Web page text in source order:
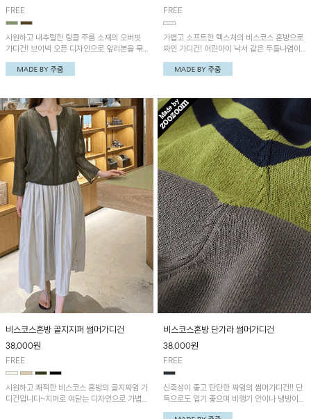
FREE
시원하고 내추럴한 링클 주름 소재의 오버핏
가디건! 브이넥 오픈 디자인으로 앞리본을 묶
거나 오픈해 다양한 스타일로 연출 가능한 아
이템이에요~
FREE
가볍고 소프트한 텍스처의 비스코스 혼방으로
짜인 가디건! 어린아이 낙서 같은 두들나염이
유니크하며 한여름에도 비행기 안이나 에어컨
바람이 강한 실내에서 가볍게 걸치기 좋은 아
비스코스혼방 골지지퍼 썸머가디건
38,000원
FREE
시원하고 쾌적한 비스코스 혼방의 골지짜임 가
디건입니다~지퍼로 여닫는 디자인으로 가볍
비스코스혼방 단가라 썸머가디건
38,000원
FREE
신축성이 좋고 탄탄한 짜임의 썸머가디건!! 단
독으로도 입기 좋으며 비행기 안이나 냉방이
강한 실내에서 유용하게 활용하기 좋아요~